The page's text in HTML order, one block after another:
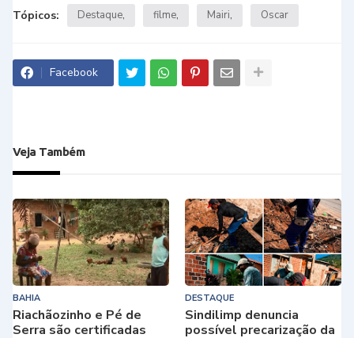
Tópicos: Destaque filme Mairi Oscar
Facebook
Veja Também
BAHIA
Riachãozinho e Pé de
Serra são certificadas
DESTAQUE
Sindilimp denuncia
possível precarização da